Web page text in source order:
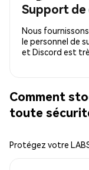
Support de
Nous
le personnel de
et Discord est
Comment
toute
Protégez votre